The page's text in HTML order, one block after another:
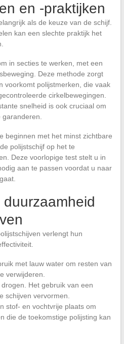
en -praktijken
als de keuze van de schijf.
kan een slechte praktijk het
in secties te werken, met een
Deze methode zorgt
voorkomt polijstmerken, die vaak
cirkelbewegingen.
snelheid is ook cruciaal om
garanderen.
beginnen met het minst zichtbare
polijstschijf op het te
Deze voorlopige test stelt u in
aan te passen voordat u naar
verlengt hun
met lauw water om resten van
verwijderen.
Het gebruik van een
schijven vervormen.
stof- en vochtvrije plaats om
die de toekomstige polijsting kan